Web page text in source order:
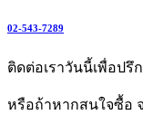
02-543-7289
ติดต่อเราวันนี้เพื่อปรึ
หรือถ้าหากสนใจซื้อ